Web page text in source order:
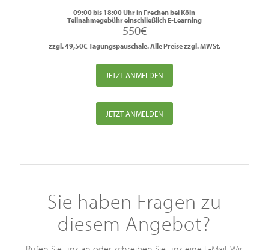
09:00 bis 18:00 Uhr in Frechen bei Köln
Teilnahmegebühr einschließlich E-Learning
550€
zzgl. 49,50€ Tagungspauschale. Alle Preise zzgl. MWSt.
JETZT ANMELDEN
JETZT ANMELDEN
Sie haben Fragen zu
diesem Angebot?